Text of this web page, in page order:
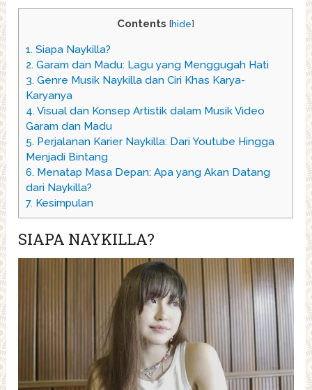
Contents [hide]
1. Siapa Naykilla?
2. Garam dan Madu: Lagu yang Menggugah Hati
3. Genre Musik Naykilla dan Ciri Khas Karya-
Karyanya
4.Visual dan Konsep Artistik dalam Musik Video
Garam dan Madu
5. Perjalanan Karier Naykilla: Dari Youtube Hingga
Menjadi Bintang
6. Menatap Masa Depan: Apa yang Akan Datang
dari Naykilla?
7. Kesimpulan
SIAPA NAYKILLA?